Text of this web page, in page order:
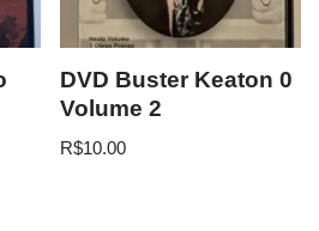
DVD Buster Keaton 0
Volume 2
R$10.00